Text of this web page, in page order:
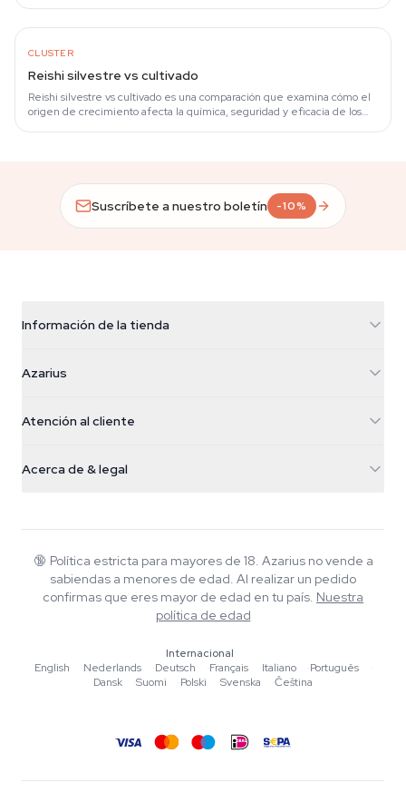
CLUSTER
Reishi silvestre vs cultivado
Reishi silvestre vs cultivado es una comparación que examina cómo el
origen de crecimiento afecta la química, seguridad y eficacia de los
Suscríbete a nuestro boletín -10%
Información de la tienda
Galvaniweg 11
Nederland
+31(0)204897914
Azarius
Smokeshop
Atención al cliente
Política de devolución
Preguntas frecuentes
Política de privacidad
Acerca de & legal
Wiki
Blog
Música
Herramientas y Calculadoras
🔞 Política estricta para mayores de 18. Azarius no vende a
sabiendas a menores de edad. Al realizar un pedido
confirmas que eres mayor de edad en tu país. Nuestra
política de edad
Internacional
English
·Nederlands ·Deutsch ·Français ·Italiano ·Português
·
Dansk
·Suomi ·Polski ·Svenska ·Čeština